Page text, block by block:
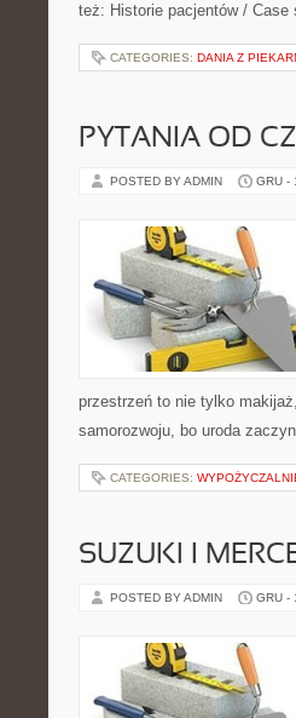
też: Historie pacjentów /
CATEGORIES: DANIA Z
PYTANIA OD
POSTED BY ADMIN GRU -
przestrzeń to nie tylko
samorozwoju, bo uroda
CATEGORIES:
SUZUKI I
POSTED BY ADMIN GRU -